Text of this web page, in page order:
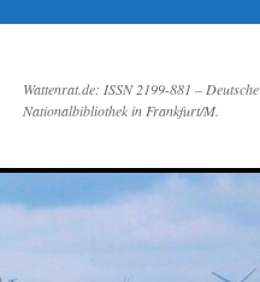
Wattenrat.de: ISSN 2199-881 – Deutsche
Nationalbibliothek in Frankfurt/M.